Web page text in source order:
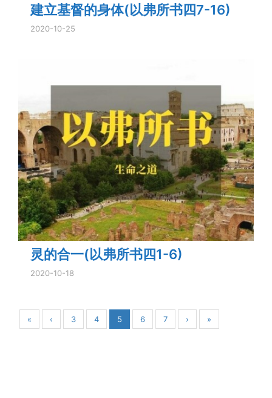
建立基督的身体(以弗所书四7-16)
2020-10-25
灵的合一(以弗所书四1-6)
2020-10-18
« ‹ 3 4 5 6 7 › »